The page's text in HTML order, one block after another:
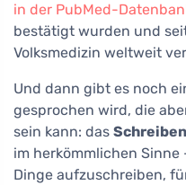
in der PubMed-
bestätigt wurden und
Volksmedizin weltweit
Und dann gibt es noch
gesprochen wird, die
sein kann: das Schreiben
im herkömmlichen
Dinge aufzuschreiben,